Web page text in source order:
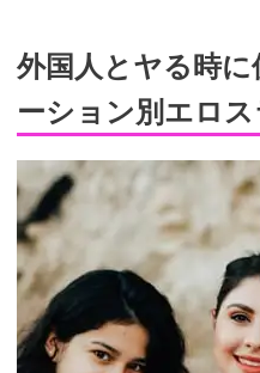
外国人とヤる時
ーション別エロス